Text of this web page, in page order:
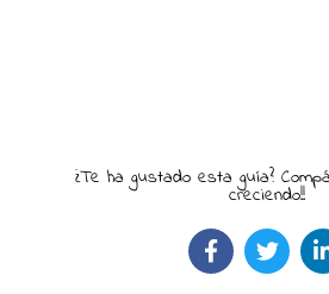
¿Te ha gustado esta guía?
creciendo!!